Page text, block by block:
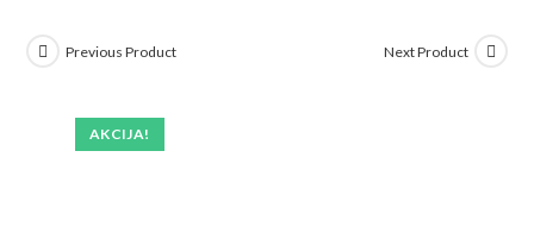
AKCIJA!
Previous Product Next Product